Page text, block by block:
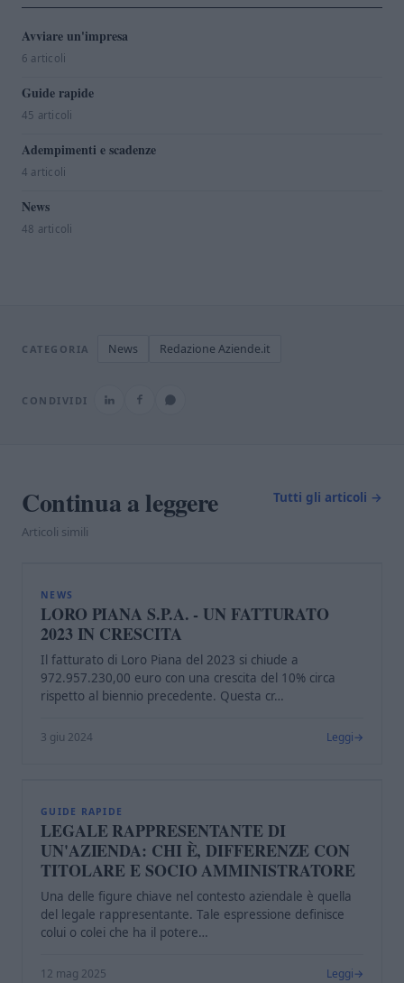
Avviare un'impresa
6 articoli
Guide rapide
45 articoli
Adempimenti e scadenze
4 articoli
News
48 articoli
CATEGORIA News Redazione Aziende.it
CONDIVIDI
Continua a leggere
Articoli simili
Tutti gli articoli →
NEWS
LORO PIANA S.P.A. - UN FATTURATO
2023 IN CRESCITA
Il fatturato di Loro Piana del 2023 si chiude a
972.957.230,00 euro con una crescita del 10% circa
rispetto al biennio precedente. Questa cr…
3 giu 2024 Leggi
GUIDE RAPIDE
LEGALE RAPPRESENTANTE DI
UN'AZIENDA: CHI È, DIFFERENZE CON
TITOLARE E SOCIO AMMINISTRATORE
Una delle figure chiave nel contesto aziendale è quella
del legale rappresentante. Tale espressione definisce
colui o colei che ha il potere…
12 mag 2025 Leggi